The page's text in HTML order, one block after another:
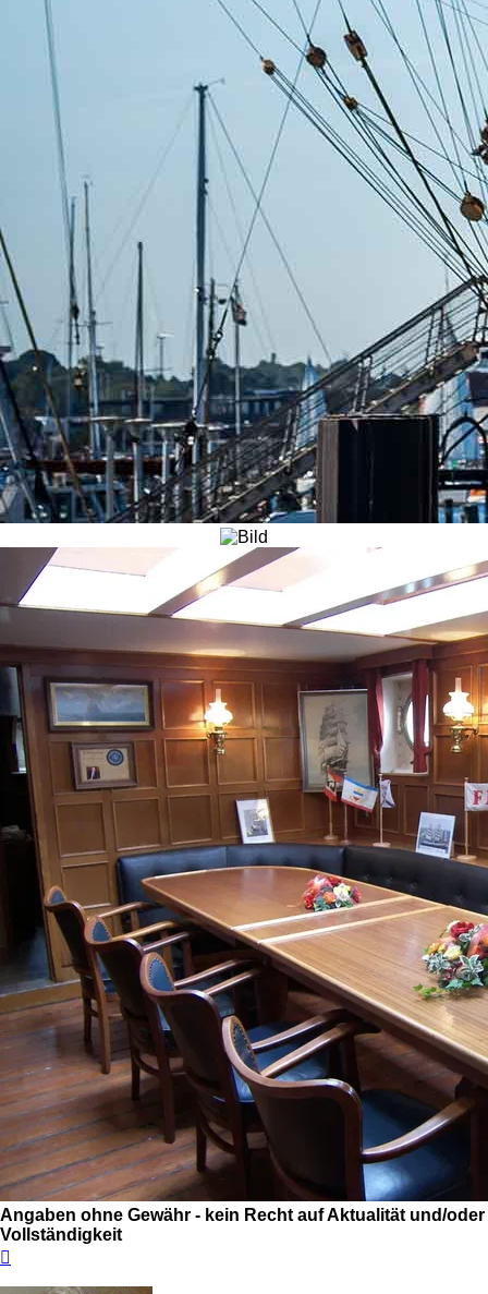
Angaben ohne Gewähr - kein Recht auf Aktualität und/oder
Vollständigkeit